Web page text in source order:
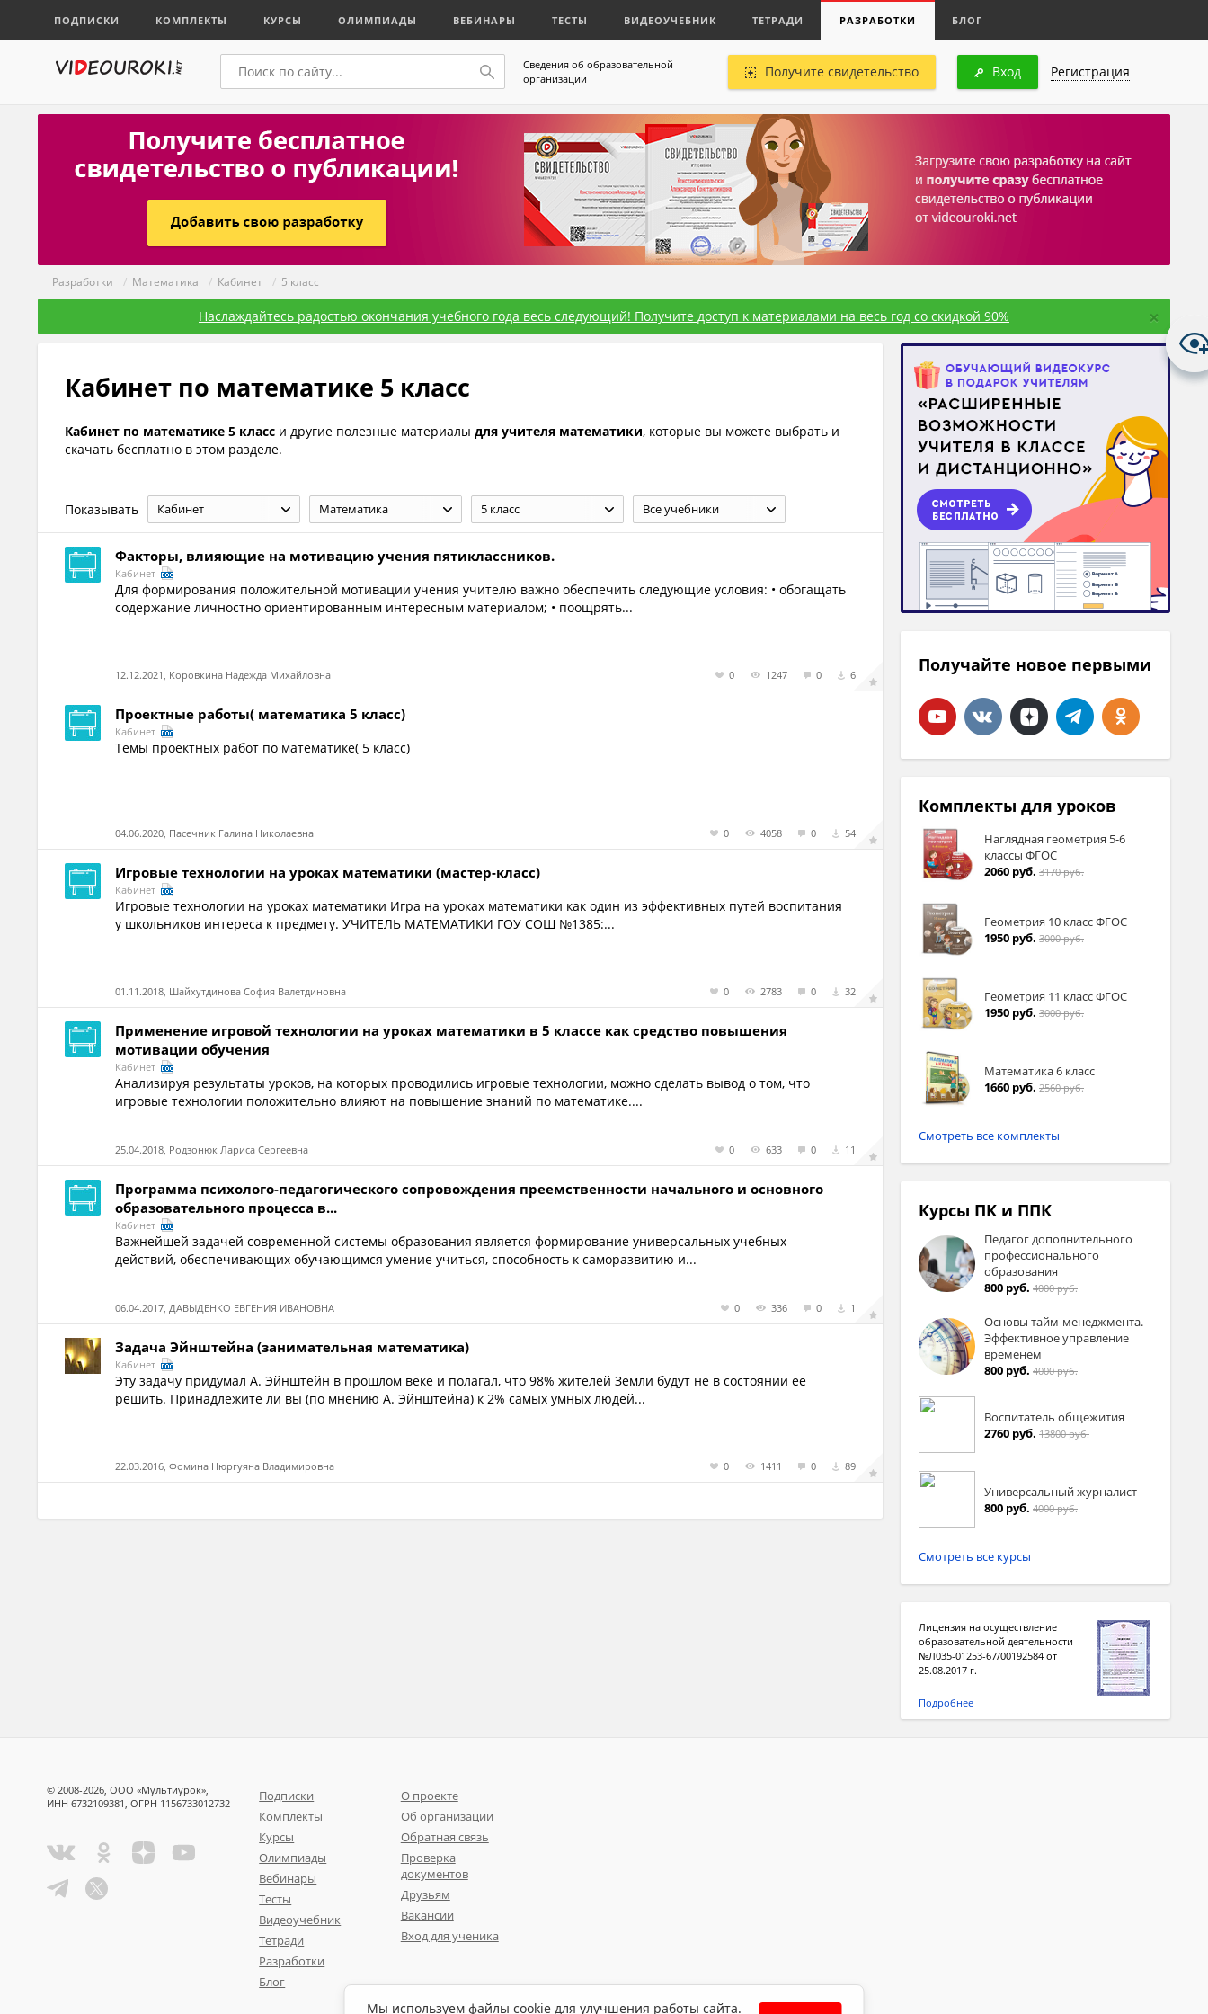
ПОДПИСКИ КОМПЛЕКТЫ КУРСЫ ОЛИМПИАДЫ ВЕБИНАРЫ ТЕСТЫ ВИДЕОУЧЕБНИК ТЕТРАДИ РАЗРАБОТКИ БЛОГ
Сведения об образовательной
организации
Получите свидетельство Вход Регистрация
Разработки / Математика / Кабинет / 5 класс
Наслаждайтесь радостью окончания учебного года весь следующий! Получите доступ к материалами на весь год со скидкой 90% ×
Кабинет по математике 5 класс
Кабинет по математике 5 класс и другие полезные материалы для учителя математики, которые вы можете выбрать и
скачать бесплатно в этом разделе.
Показывать Кабинет Математика 5 класс Все учебники
Факторы, влияющие на мотивацию учения пятиклассников.
Кабинет
Для формирования положительной мотивации учения учителю важно обеспечить следующие условия: • обогащать
содержание личностно ориентированным интересным материалом; • поощрять...
12.12.2021, Коровкина Надежда Михайловна 0 1247 0 6
Проектные работы( математика 5 класс)
Кабинет
Темы проектных работ по математике( 5 класс)
04.06.2020, Пасечник Галина Николаевна 0 4058 0 54
Игровые технологии на уроках математики (мастер-класс)
Кабинет
Игровые технологии на уроках математики Игра на уроках математики как один из эффективных путей воспитания
у школьников интереса к предмету. УЧИТЕЛЬ МАТЕМАТИКИ ГОУ СОШ №1385:...
01.11.2018, Шайхутдинова София Валетдиновна 0 2783 0 32
Применение игровой технологии на уроках математики в 5 классе как средство повышения
мотивации обучения
Кабинет
Анализируя результаты уроков, на которых проводились игровые технологии, можно сделать вывод о том, что
игровые технологии положительно влияют на повышение знаний по математике....
25.04.2018, Родзонюк Лариса Сергеевна 0 633 0 11
Программа психолого-педагогического сопровождения преемственности начального и основного
образовательного процесса в...
Кабинет
Важнейшей задачей современной системы образования является формирование универсальных учебных
действий, обеспечивающих обучающимся умение учиться, способность к саморазвитию и...
06.04.2017, ДАВЫДЕНКО ЕВГЕНИЯ ИВАНОВНА 0 336 0 1
Задача Эйнштейна (занимательная математика)
Кабинет
Эту задачу придумал А. Эйнштейн в прошлом веке и полагал, что 98% жителей Земли будут не в состоянии ее
решить. Принадлежите ли вы (по мнению А. Эйнштейна) к 2% самых умных людей...
22.03.2016, Фомина Нюргуяна Владимировна 0 1411 0 89
Получайте новое первыми
Комплекты для уроков
Наглядная геометрия 5-6
классы ФГОС
2060 руб. 3170 руб.
Геометрия 10 класс ФГОС
1950 руб. 3000 руб.
Геометрия 11 класс ФГОС
1950 руб. 3000 руб.
Математика 6 класс
1660 руб. 2560 руб.
Смотреть все комплекты
Курсы ПК и ППК
Педагог дополнительного
профессионального
образования
800 руб. 4000 руб.
Основы тайм-менеджмента.
Эффективное управление
временем
800 руб. 4000 руб.
Воспитатель общежития
2760 руб. 13800 руб.
Универсальный журналист
800 руб. 4000 руб.
Смотреть все курсы
Лицензия на осуществление
образовательной деятельности
№Л035-01253-67/00192584 от
25.08.2017 г.
Подробнее
© 2008-2026, ООО «Мультиурок»,
ИНН 6732109381, ОГРН 1156733012732
Подписки
Комплекты
Курсы
Олимпиады
Вебинары
Тесты
Видеоучебник
Тетради
Разработки
Блог
О проекте
Об организации
Обратная связь
Проверка
документов
Друзьям
Вакансии
Вход для ученика
Мы используем файлы cookie для улучшения работы сайта.